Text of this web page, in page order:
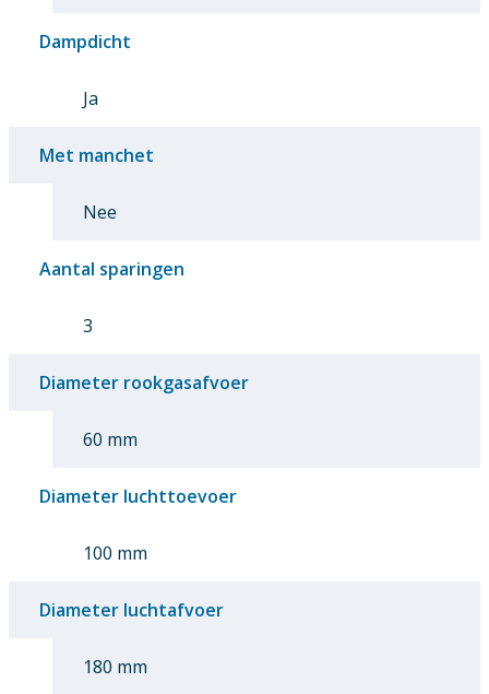
Dampdicht
Ja
Met manchet
Nee
Aantal sparingen
3
Diameter rookgasafvoer
60 mm
Diameter luchttoevoer
100 mm
Diameter luchtafvoer
180 mm